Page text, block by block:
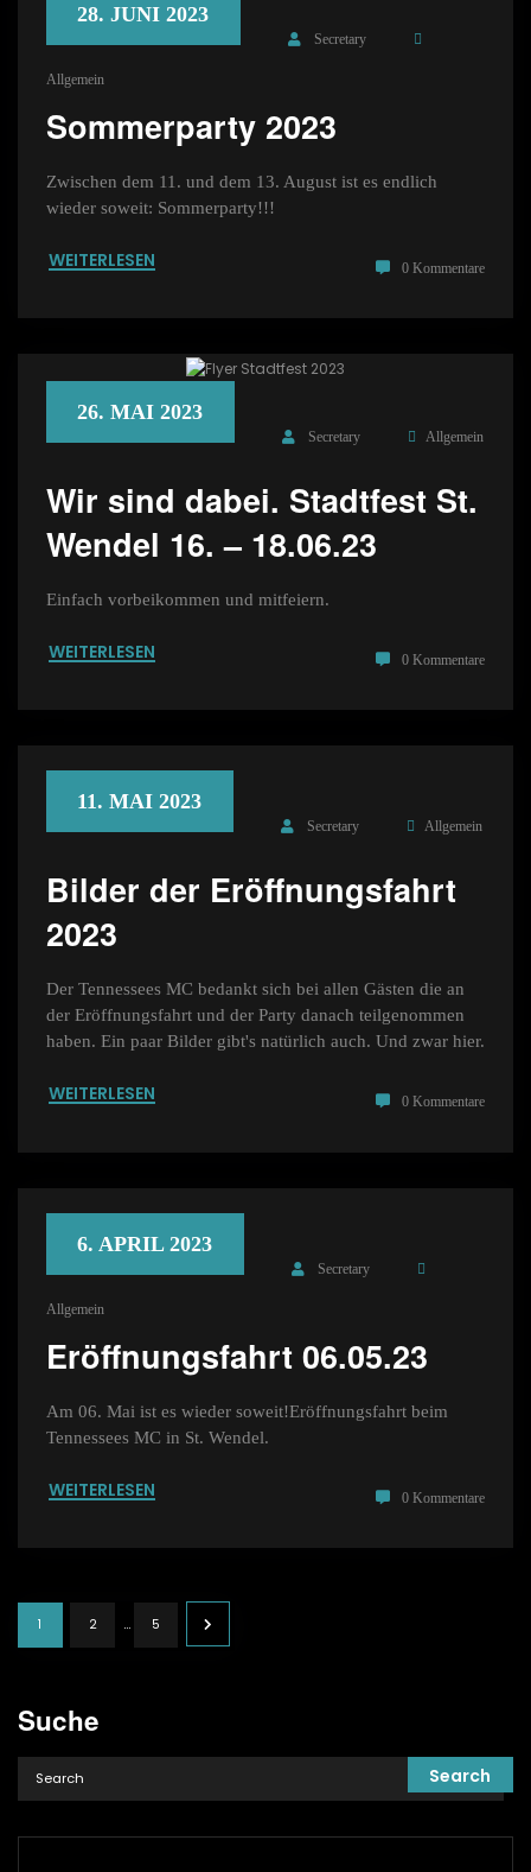
28. JUNI 2023
Secretary
Allgemein
Sommerparty 2023
Zwischen dem 11. und dem 13. August ist es endlich
wieder soweit: Sommerparty!!!
WEITERLESEN 0 Kommentare
26. MAI 2023
Secretary Allgemein
Wir sind dabei. Stadtfest St.
Wendel 16. – 18.06.23
Einfach vorbeikommen und mitfeiern.
WEITERLESEN 0 Kommentare
11. MAI 2023
Secretary Allgemein
Bilder der Eröffnungsfahrt
2023
Der Tennessees MC bedankt sich bei allen Gästen die an
der Eröffnungsfahrt und der Party danach teilgenommen
haben. Ein paar Bilder gibt's natürlich auch. Und zwar hier.
WEITERLESEN 0 Kommentare
6. APRIL 2023
Secretary
Allgemein
Eröffnungsfahrt 06.05.23
Am 06. Mai ist es wieder soweit!Eröffnungsfahrt beim
Tennessees MC in St. Wendel.
WEITERLESEN 0 Kommentare
Beitragsnavigation
1 2 … 5
Suche